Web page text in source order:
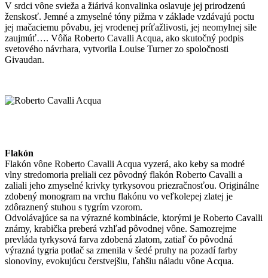
V srdci vône svieža a žiárivá konvalinka oslavuje jej prirodzenú
ženskosť. Jemné a zmyselné tóny pižma v základe vzdávajú poctu
jej mačaciemu pôvabu, jej vrodenej príťažlivosti, jej neomylnej sile
zaujmúť…. Vôňa Roberto Cavalli Acqua, ako skutočný podpis
svetového návrhara, vytvorila Louise Turner zo spoločnosti
Givaudan.
Flakón
Flakón vône Roberto Cavalli Acqua vyzerá, ako keby sa modré
vlny stredomoria preliali cez pôvodný flakón Roberto Cavalli a
zaliali jeho zmyselné krivky tyrkysovou priezračnosťou. Originálne
zdobený monogram na vrchu flakónu vo veľkolepej zlatej je
zdôraznený stuhou s tygrím vzorom.
Odvolávajúce sa na výrazné kombinácie, ktorými je Roberto Cavalli
známy, krabička preberá vzhľad pôvodnej vône. Samozrejme
prevláda tyrkysová farva zdobená zlatom, zatiaľ čo pôvodná
výrazná tygria potlač sa zmenila v šedé pruhy na pozadí farby
slonoviny, evokujúcu čerstvejšiu, ľahšiu náladu vône Acqua.